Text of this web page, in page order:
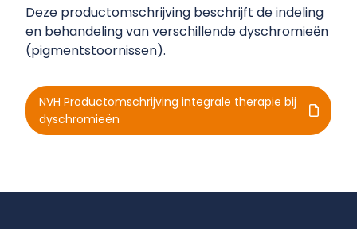
Deze productomschrijving beschrijft de indeling
en behandeling van verschillende dyschromieёn
(pigmentstoornissen).
NVH Productomschrijving integrale therapie bij
dyschromieën